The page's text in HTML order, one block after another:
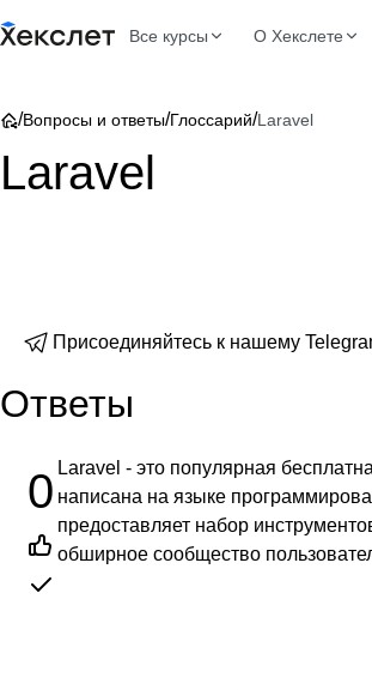
Все курсы О Хекслете
/Вопросы и ответы/Глоссарий/Laravel
Laravel
Присоединяйтесь к нашему
Ответы
0 Laravel - это популярная
написана на языке
предоставляет набор
обширное сообщество